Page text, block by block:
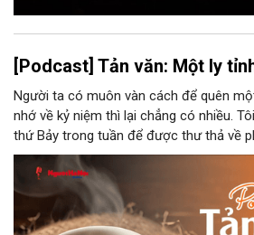
[Podcast] Tản văn: Một ly
Người ta có muôn vàn cách để quên
nhớ về kỷ niệm thì lại chẳng có nhiều.
thứ Bảy trong tuần để được thư thả về
đợi giọt đắng của đất đai, mưa nắng
chiếc ly sứ như đợi thời gian mở cánh